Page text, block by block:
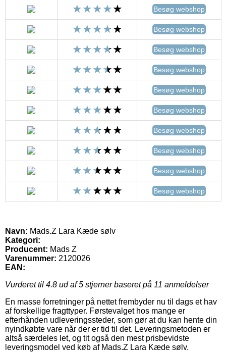
Besøg webshop
Besøg webshop
Besøg webshop
Besøg webshop
Besøg webshop
Besøg webshop
Besøg webshop
Besøg webshop
Besøg webshop
Besøg webshop
Navn: Mads.Z Lara Kæde sølv
Kategori:
Producent: Mads Z
Varenummer: 2120026
EAN:
Vurderet til 4.8 ud af 5 stjerner baseret på 11 anmeldelser
En masse forretninger på nettet frembyder nu til dags et hav
af forskellige fragttyper. Førstevalget hos mange er
efterhånden udleveringssteder, som gør at du kan hente din
nyindkøbte vare når der er tid til det. Leveringsmetoden er
altså særdeles let, og tit også den mest prisbevidste
leveringsmodel ved køb af Mads.Z Lara Kæde sølv.